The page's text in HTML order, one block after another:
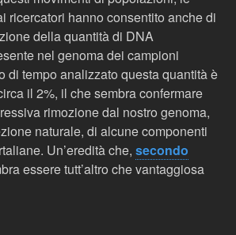
ricercatori hanno consentito anche di
della quantità di DNA
nel genoma dei campioni
di tempo analizzato questa quantità è
il 2%, il che sembra confermare
rimozione dal nostro genoma,
naturale, di alcune componenti
Un’eredità che, secondo
essere tutt’altro che vantaggiosa